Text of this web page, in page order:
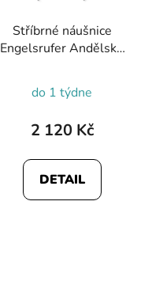
Stříbrné náušnice
Engelsrufer Andělské
3419
do 1 týdne
2 120 Kč
DETAIL